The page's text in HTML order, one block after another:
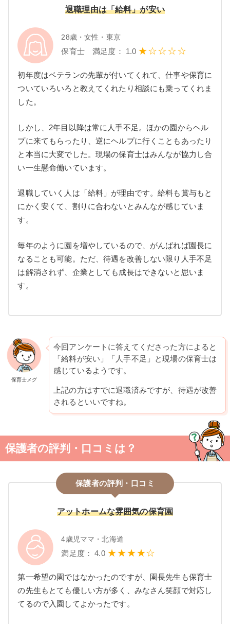
退職理由は「給料」が安い
28歳・女性・東京
保育士 満足度： 1.0 ★☆☆☆☆
初年度はベテランの先輩が付いてくれて、仕事や保育に
ついていろいろと教えてくれたり相談にも乗ってくれま
した。
しかし、2年目以降は常に人手不足。ほかの園からヘル
プに来てもらったり、逆にヘルプに行くこともあったり
と本当に大変でした。現場の保育士はみんなが協力し合
い一生懸命働いています。
退職していく人は「給料」が理由です。給料も賞与もと
にかく安くて、割りに合わないとみんなが感じていま
す。
毎年のように園を増やしているので、がんばれば園長に
なることも可能。ただ、待遇を改善しない限り人手不足
は解消されず、企業としても成長はできないと思いま
す。
保育士メグ
今回アンケートに答えてくださった方によると
「給料が安い」「人手不足」と現場の保育士は
感じているようです。
上記の方はすでに退職済みですが、待遇が改善
されるといいですね。
保護者の評判・口コミは？
保護者の評判・口コミ
アットホームな雰囲気の保育園
4歳児ママ・北海道
満足度： 4.0 ★★★★☆
第一希望の園ではなかったのですが、園長先生も保育士
の先生もとても優しい方が多く、みなさん笑顔で対応し
てるので入園してよかったです。